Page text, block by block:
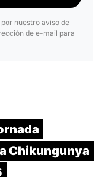
nuestro aviso de
de e-mail para
Chikungunya